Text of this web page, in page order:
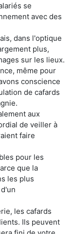
se
avec des
dans l'optique
plus,
sur les lieux.
même pour
conscience
de cafards
aux
de veiller à
faire
pour les
que la
les plus
les cafards
Ils peuvent